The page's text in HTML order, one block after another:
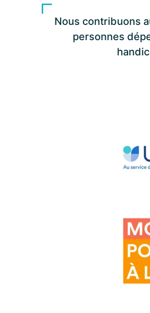
Nous contribuons
personnes